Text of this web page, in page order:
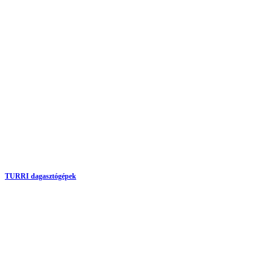
TURRI dagasztógépek